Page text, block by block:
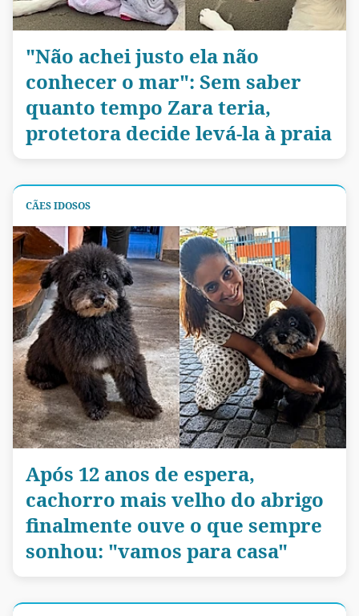
"Não achei justo ela não
conhecer o mar": Sem saber
quanto tempo Zara teria,
protetora decide levá-la à praia
CÃES IDOSOS
Após 12 anos de espera,
cachorro mais velho do abrigo
finalmente ouve o que sempre
sonhou: "vamos para casa"